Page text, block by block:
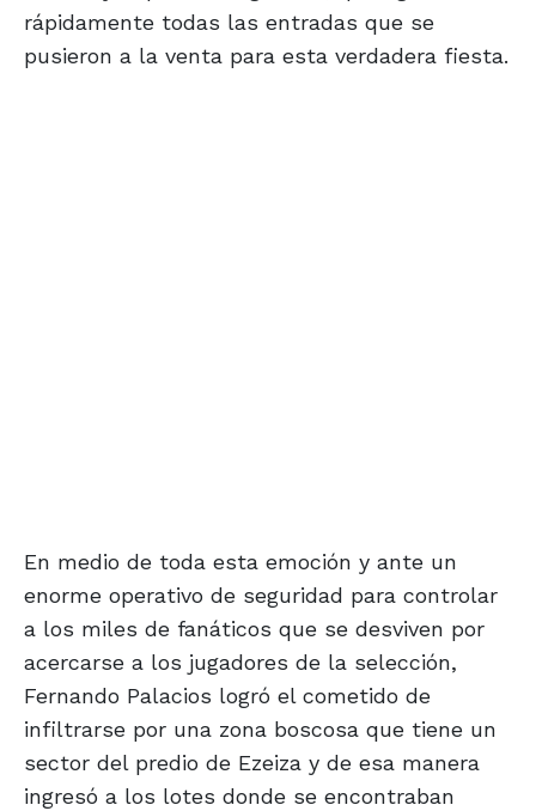
rápidamente todas las entradas que se
pusieron a la venta para esta verdadera fiesta.
En medio de toda esta emoción y ante un
enorme operativo de seguridad para controlar
a los miles de fanáticos que se desviven por
acercarse a los jugadores de la selección,
Fernando Palacios logró el cometido de
infiltrarse por una zona boscosa que tiene un
sector del predio de Ezeiza y de esa manera
ingresó a los lotes donde se encontraban